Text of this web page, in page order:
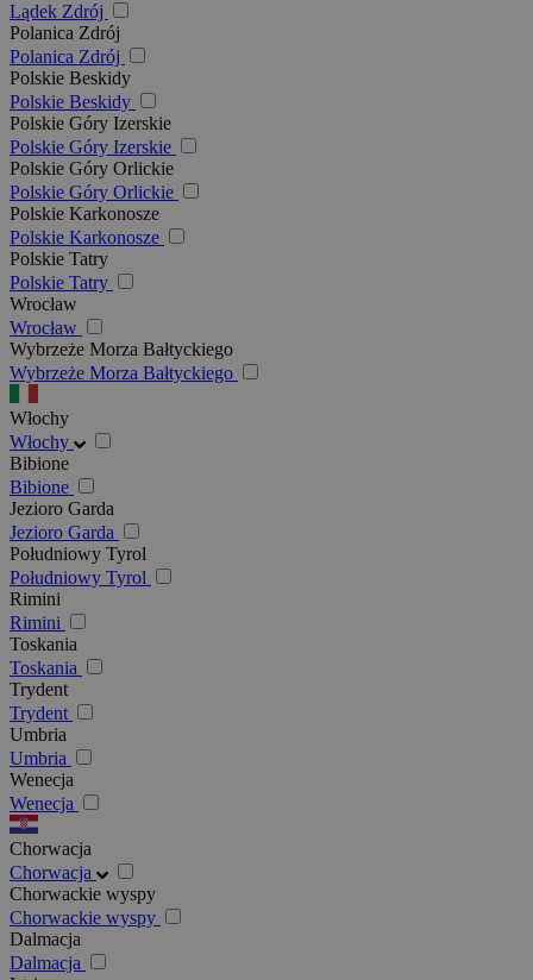
Lądek Zdrój
Polanica Zdrój
Polanica Zdrój
Polskie Beskidy
Polskie Beskidy
Polskie Góry Izerskie
Polskie Góry Izerskie
Polskie Góry Orlickie
Polskie Góry Orlickie
Polskie Karkonosze
Polskie Karkonosze
Polskie Tatry
Polskie Tatry
Wrocław
Wrocław
Wybrzeże Morza Bałtyckiego
Wybrzeże Morza Bałtyckiego
Włochy
Włochy
Bibione
Bibione
Jezioro Garda
Jezioro Garda
Południowy Tyrol
Południowy Tyrol
Rimini
Rimini
Toskania
Toskania
Trydent
Trydent
Umbria
Umbria
Wenecja
Wenecja
Chorwacja
Chorwacja
Chorwackie wyspy
Chorwackie wyspy
Dalmacja
Dalmacja